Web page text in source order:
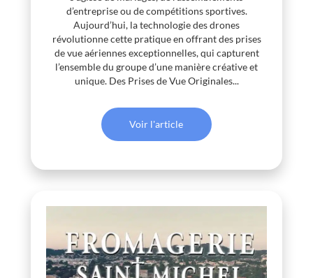
d’entreprise ou de compétitions sportives.
Aujourd’hui, la technologie des drones
révolutionne cette pratique en offrant des prises
de vue aériennes exceptionnelles, qui capturent
l’ensemble du groupe d’une manière créative et
unique. Des Prises de Vue Originales...
Voir l'article